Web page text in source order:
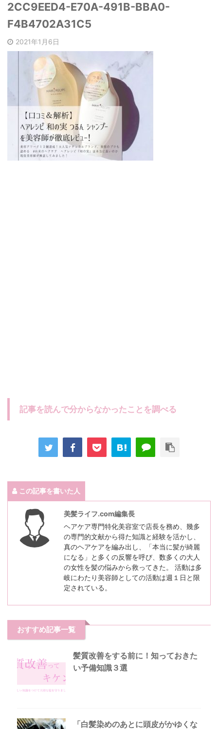
2CC9EED4-E70A-491B-BBA0-
F4B4702A31C5
2021年1月6日
記事を読んで分からなかったことを調べる
この記事を書いた人
美髪ライフ.com編集長
ヘアケア専門特化美容室で店長を務め、幾多
の専門的文献から得た知識と経験を活かし、
真のヘアケアを編み出し、「本当に髪が綺麗
になる」と多くの反響を呼び、数多くの大人
の女性を髪の悩みから救ってきた。 活動は多
岐にわたり美容師としての活動は週１日と限
定されている。
おすすめ記事一覧
髪質改善をする前に！知っておきた
い予備知識３選
「白髪染めのあとに頭皮がかゆくな